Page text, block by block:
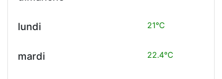
lundi 21°C
mardi 22.4°C